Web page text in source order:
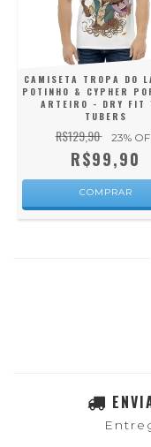
CAMISETA TROPA DO
POTINHO & CYPHER
ARTEIRO - DRY FIT
TUBERS
R$129,90 23%
R$99,90
COMPRAR